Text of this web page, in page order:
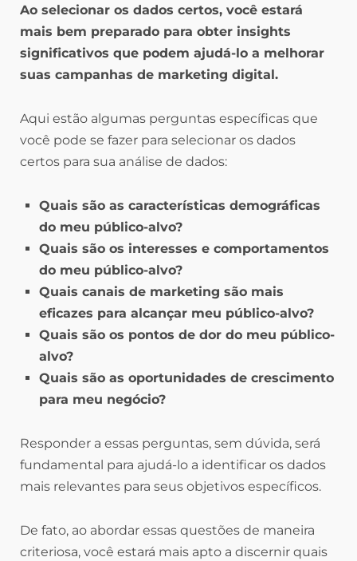
Ao selecionar os dados certos, você estará
mais bem preparado para obter insights
significativos que podem ajudá-lo a melhorar
suas campanhas de marketing digital.
Aqui estão algumas perguntas específicas que
você pode se fazer para selecionar os dados
certos para sua análise de dados:
Quais são as características demográficas
do meu público-alvo?
Quais são os interesses e comportamentos
do meu público-alvo?
Quais canais de marketing são mais
eficazes para alcançar meu público-alvo?
Quais são os pontos de dor do meu público-
alvo?
Quais são as oportunidades de crescimento
para meu negócio?
Responder a essas perguntas, sem dúvida, será
fundamental para ajudá-lo a identificar os dados
mais relevantes para seus objetivos específicos.
De fato, ao abordar essas questões de maneira
criteriosa, você estará mais apto a discernir quais